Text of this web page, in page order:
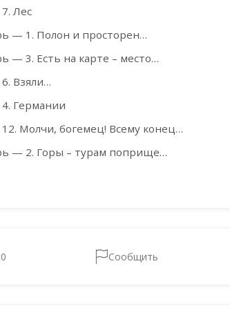
Лес
— 1. Полон и просторен…
— 3. Есть на карте – место…
Взяли…
Германии
Молчи, богемец! Всему конец…
— 2. Горы – турам поприще…
0 Сообщить